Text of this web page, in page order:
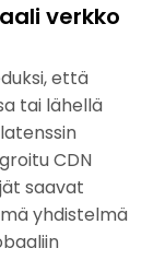
verkko
että
tai lähellä
CDN
saavat
yhdistelmä